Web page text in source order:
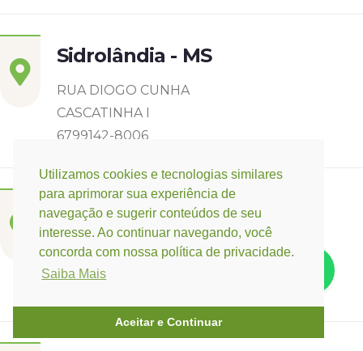
Utilizamos cookies e tecnologias similares
para aprimorar sua experiência de
navegação e sugerir conteúdos de seu
interesse. Ao continuar navegando, você
concorda com nossa política de privacidade.
Saiba Mais
Aceitar e Continuar
Sidrolândia - MS
RUA DIOGO CUNHA
CASCATINHA I
6799142-8006
Três Lagoas - MS
Rua Eurídice Chagas Cruz, 2675
Centro